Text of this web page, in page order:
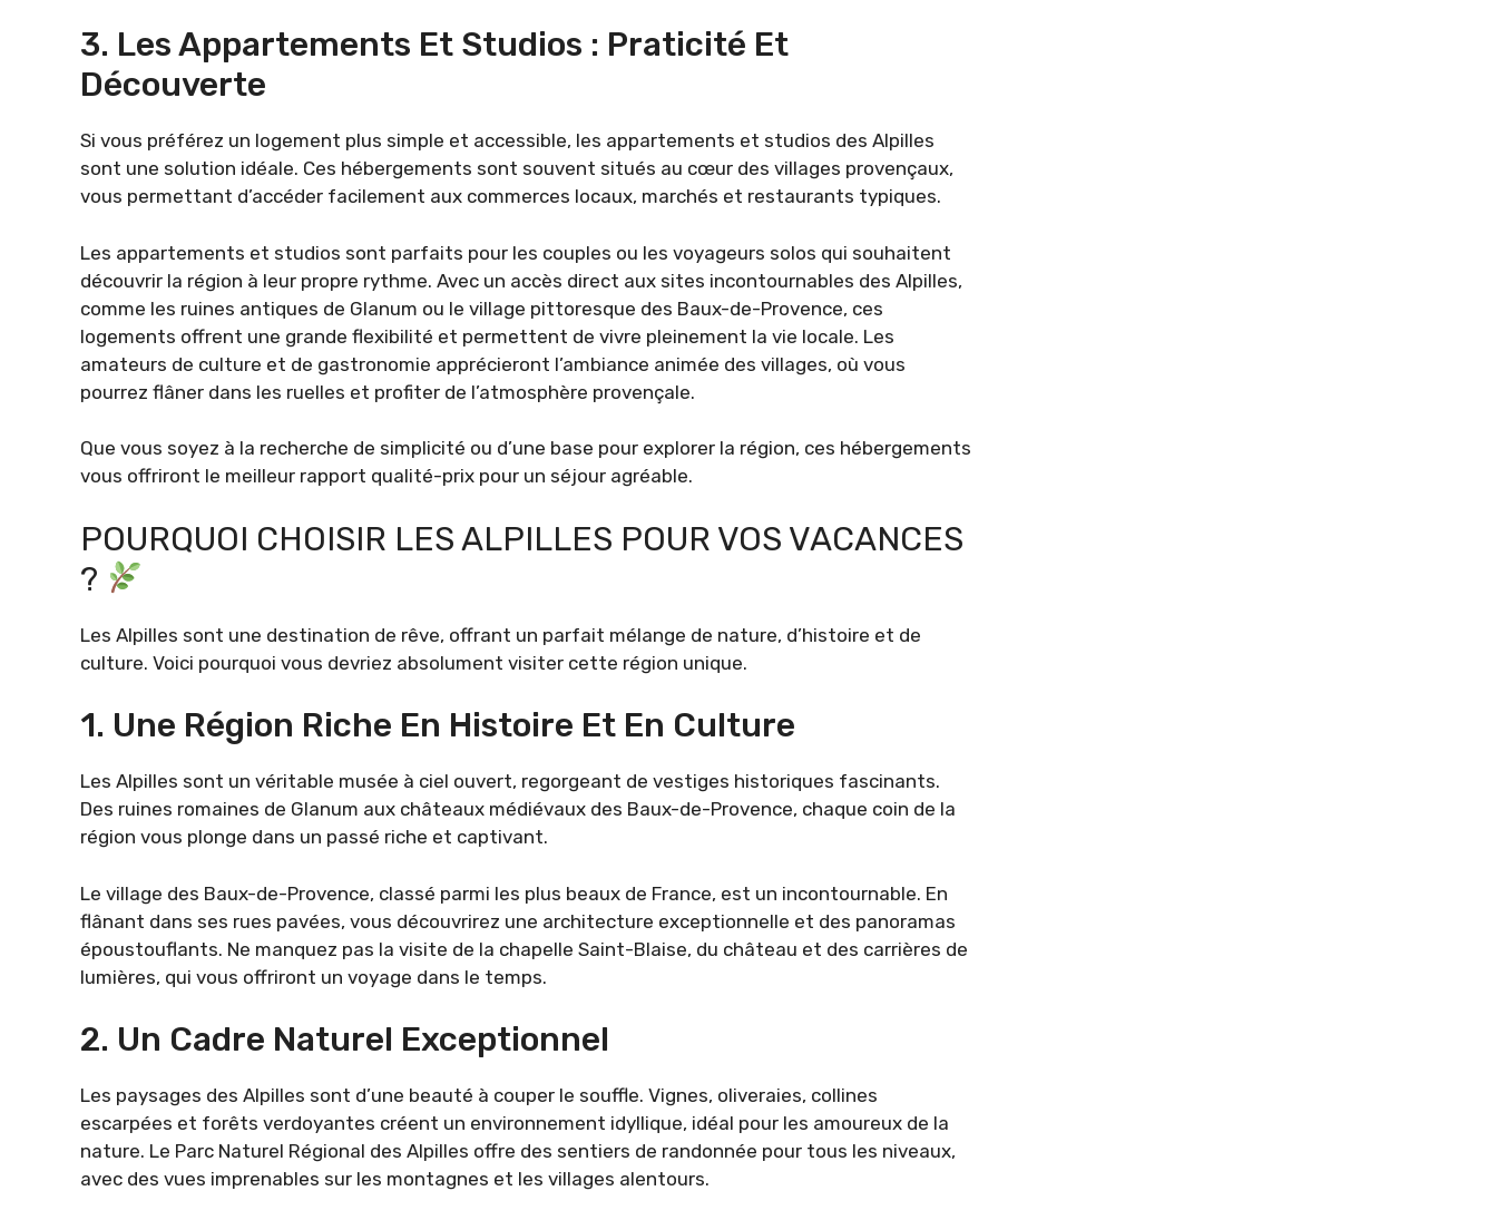
3. Les Appartements Et Studios : Praticité Et
Découverte
Si vous préférez un logement plus simple et accessible, les appartements et studios des Alpilles
sont une solution idéale. Ces hébergements sont souvent situés au cœur des villages provençaux,
vous permettant d’accéder facilement aux commerces locaux, marchés et restaurants typiques.
Les appartements et studios sont parfaits pour les couples ou les voyageurs solos qui souhaitent
découvrir la région à leur propre rythme. Avec un accès direct aux sites incontournables des Alpilles,
comme les ruines antiques de Glanum ou le village pittoresque des Baux-de-Provence, ces
logements offrent une grande flexibilité et permettent de vivre pleinement la vie locale. Les
amateurs de culture et de gastronomie apprécieront l’ambiance animée des villages, où vous
pourrez flâner dans les ruelles et profiter de l’atmosphère provençale.
Que vous soyez à la recherche de simplicité ou d’une base pour explorer la région, ces hébergements
vous offriront le meilleur rapport qualité-prix pour un séjour agréable.
POURQUOI CHOISIR LES ALPILLES POUR VOS VACANCES
?
Les Alpilles sont une destination de rêve, offrant un parfait mélange de nature, d’histoire et de
culture. Voici pourquoi vous devriez absolument visiter cette région unique.
1. Une Région Riche En Histoire Et En Culture
Les Alpilles sont un véritable musée à ciel ouvert, regorgeant de vestiges historiques fascinants.
Des ruines romaines de Glanum aux châteaux médiévaux des Baux-de-Provence, chaque coin de la
région vous plonge dans un passé riche et captivant.
Le village des Baux-de-Provence, classé parmi les plus beaux de France, est un incontournable. En
flânant dans ses rues pavées, vous découvrirez une architecture exceptionnelle et des panoramas
époustouflants. Ne manquez pas la visite de la chapelle Saint-Blaise, du château et des carrières de
lumières, qui vous offriront un voyage dans le temps.
2. Un Cadre Naturel Exceptionnel
Les paysages des Alpilles sont d’une beauté à couper le souffle. Vignes, oliveraies, collines
escarpées et forêts verdoyantes créent un environnement idyllique, idéal pour les amoureux de la
nature. Le Parc Naturel Régional des Alpilles offre des sentiers de randonnée pour tous les niveaux,
avec des vues imprenables sur les montagnes et les villages alentours.